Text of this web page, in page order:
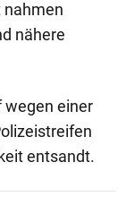
nahmen
nähere
wegen einer
entsandt.